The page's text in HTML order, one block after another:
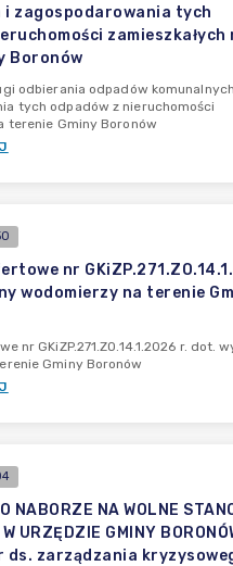
i zagospodarowania tych
zamieszkałych
Boronów
odbierania odpadów
tych odpadów z nieruchomości
terenie Gminy Boronów
nr
wodomierzy na terenie
nr GKiZP.271.ZO.14.1.2026 r. dot.
Gminy Boronów
NABORZE NA WOLNE
URZĘDZIE GMINY
ds. zarządzania